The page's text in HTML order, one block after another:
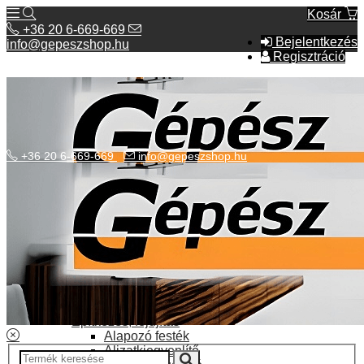
Kosár
Bejelentkezés
Regisztráció
+36 20 6-669-669
info@gepeszshop.hu
Kategóriák menü
Bolhapiac
Elektromos fűtés
Építkezés, fejújítás
Alapozó festék
Aljzatkiegyenlítő
+36 20 6-669-669 info@gepeszshop.hu